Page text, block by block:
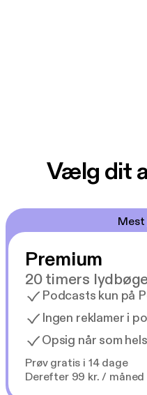
Vælg dit
Premium
20 timers
Podcasts kun på
Ingen reklamer i
Opsig når som
Prøv gratis i 14 dage
Derefter 99 kr. / måned